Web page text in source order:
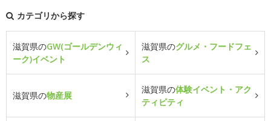
カテゴリから探す
滋賀県のGW(ゴールデンウィ
ーク)イベント
滋賀県のグルメ・フードフェ
ス
滋賀県の物産展
滋賀県の体験イベント・アク
ティビティ